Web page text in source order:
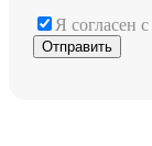
Я согласен с